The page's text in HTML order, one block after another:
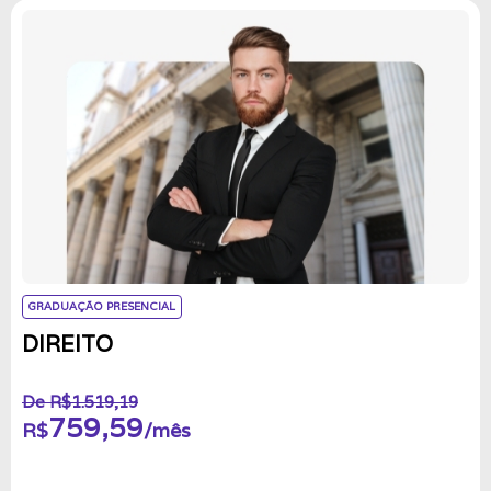
GRADUAÇÃO PRESENCIAL
DIREITO
De R$1.519,19
R$759,59/mês